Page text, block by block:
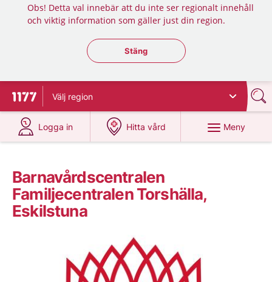
Obs! Detta val innebär att du inte ser regionalt innehåll
och viktig information som gäller just din region.
Stäng regionsväljaren
Stäng
Till startsidan för 1177
Välj region
Logga in
på 1177.se
Hitta vård
på 1177.se
Meny
Barnavårdscentralen
Familjecentralen Torshälla,
Eskilstuna